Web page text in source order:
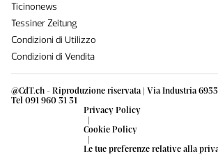
@CdT.ch - Riproduzione riservata | Via Industria
Tel 091 960 31 31
Privacy Policy
|
Cookie Policy
|
Le tue preferenze relative alla
Ticinonews
Tessiner Zeitung
Condizioni di Utilizzo
Condizioni di Vendita